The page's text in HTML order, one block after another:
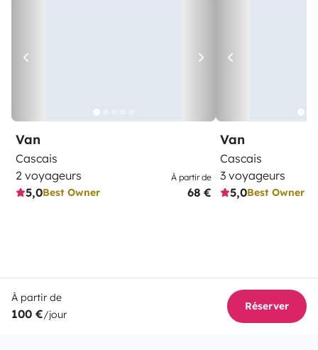
Van
Cascais
2 voyageurs
5,0Best Owner
À partir de
68 €
Van
Cascais
3 voyageurs
5,0Best Owner
À partir de
100 €/jour
Réserver